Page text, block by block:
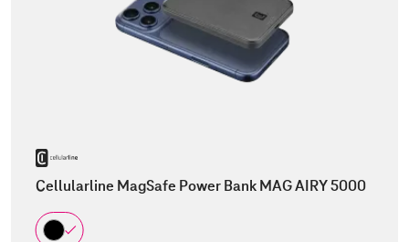
Cellularline MagSafe Power Bank MAG AIRY 5000